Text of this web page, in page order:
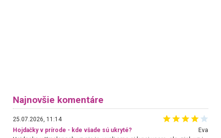
Najnovšie komentáre
25.07.2026, 11:14
Hojdačky v prírode - kde všade sú ukryté?
Eva